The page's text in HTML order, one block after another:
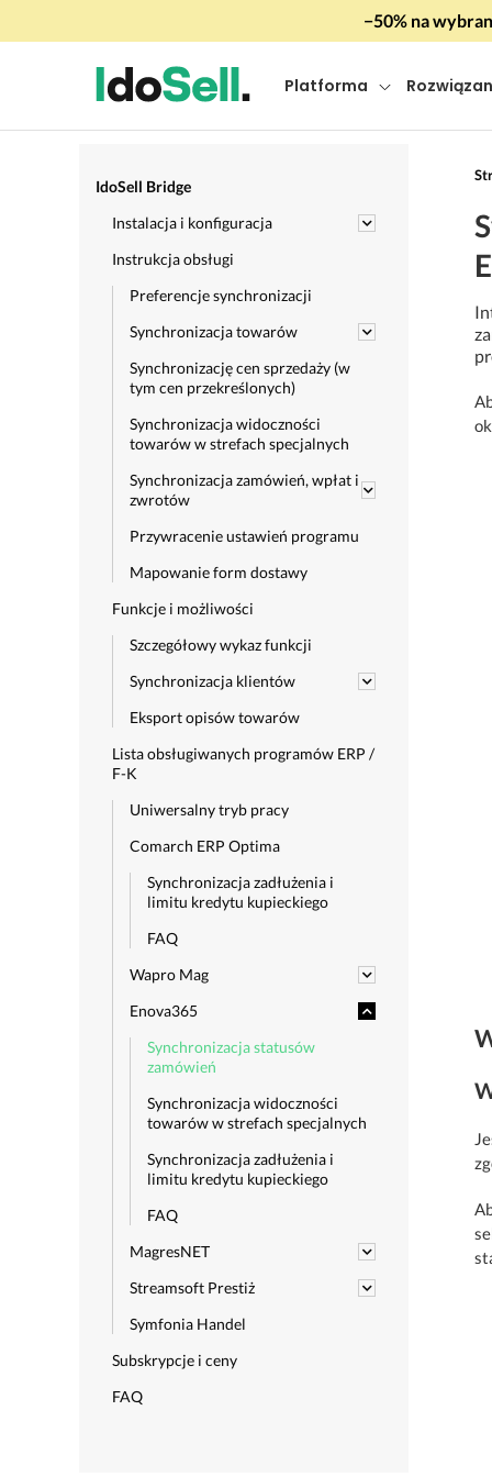
−50% na
Platforma
IdoSell Bridge
Instalacja i konfiguracja
Instrukcja obsługi
Preferencje synchronizacji
Synchronizacja towarów
Synchronizację cen sprzedaży (w
tym cen przekreślonych)
Synchronizacja widoczności
towarów w strefach specjalnych
Synchronizacja zamówień, wpłat i
zwrotów
Przywracenie ustawień programu
Mapowanie form dostawy
Funkcje i możliwości
Szczegółowy wykaz funkcji
Synchronizacja klientów
Eksport opisów towarów
Lista obsługiwanych programów ERP /
F-K
Uniwersalny tryb pracy
Comarch ERP Optima
Synchronizacja zadłużenia i
limitu kredytu kupieckiego
FAQ
Wapro Mag
Enova365
Synchronizacja statusów
zamówień
Synchronizacja widoczności
towarów w strefach specjalnych
Synchronizacja zadłużenia i
limitu kredytu kupieckiego
FAQ
MagresNET
Streamsoft Prestiż
Symfonia Handel
Subskrypcje i ceny
FAQ